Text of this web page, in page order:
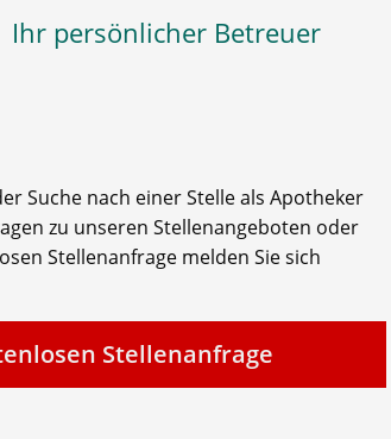
Ihr persönlicher Betreuer
Suche nach einer Stelle als Apotheker
zu unseren Stellenangeboten oder
Stellenanfrage melden Sie sich
Stellenanfrage